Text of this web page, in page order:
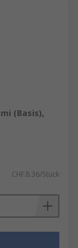
(Basis),
CHF.8.36/Stück